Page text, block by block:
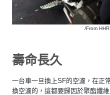
/From
壽命長久
一台車一旦換上SF的空濾，在正
換空濾的，這都要歸因於聚酯纖